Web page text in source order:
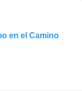
en el Camino